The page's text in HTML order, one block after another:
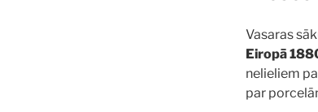
Vasaras
Eiropā
nelieliem
par